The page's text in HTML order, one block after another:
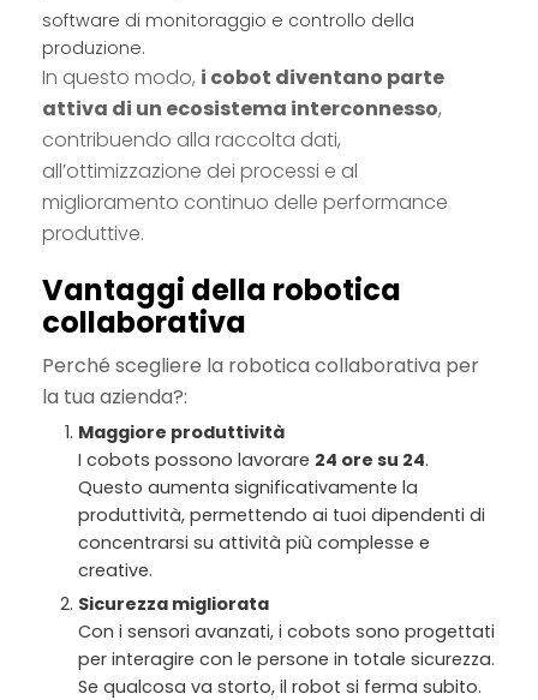
software di monitoraggio e controllo della
produzione.
In questo modo, i cobot diventano parte
attiva di un ecosistema interconnesso,
contribuendo alla raccolta dati,
all’ottimizzazione dei processi e al
miglioramento continuo delle performance
produttive.
Vantaggi della robotica
collaborativa
Perché scegliere la robotica collaborativa per
la tua azienda?:
Maggiore produttività
I cobots possono lavorare 24 ore su 24.
Questo aumenta significativamente la
produttività, permettendo ai tuoi dipendenti di
concentrarsi su attività più complesse e
creative.
Sicurezza migliorata
Con i sensori avanzati, i cobots sono progettati
per interagire con le persone in totale sicurezza.
Se qualcosa va storto, il robot si ferma subito.